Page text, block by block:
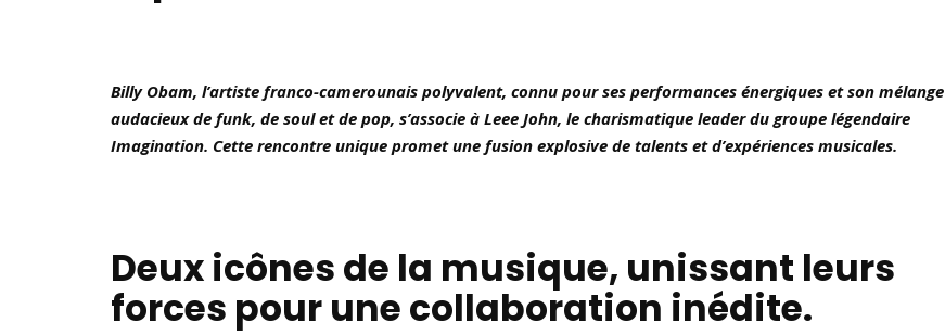
Billy Obam, l’artiste franco-camerounais polyvalent, connu pour ses performances énergiques et son mélange
audacieux de funk, de soul et de pop, s’associe à Leee John, le charismatique leader du groupe légendaire
Imagination. Cette rencontre unique promet une fusion explosive de talents et d’expériences musicales.
Deux icônes de la musique, unissant leurs
forces pour une collaboration inédite.